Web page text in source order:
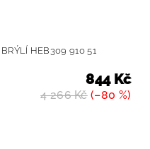
HEB309 910 51
4 266 Kč(–80 %)
844 Kč